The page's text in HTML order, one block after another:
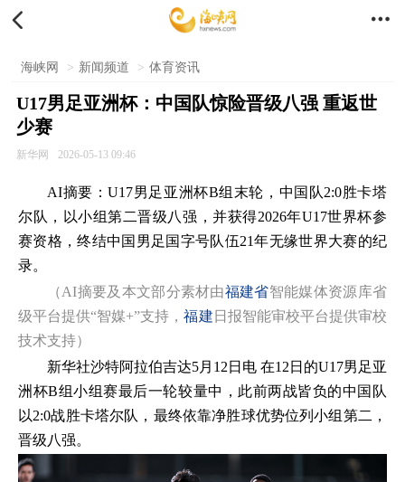
 
海峡网 > 新闻频道 > 体育资讯
U17男足亚洲杯：中国队惊险晋级八强 重返世
少赛
新华网 2026-05-13 09:46
AI摘要：U17男足亚洲杯B组末轮，中国队2:0胜卡塔
尔队，以小组第二晋级八强，并获得2026年U17世界杯参
赛资格，终结中国男足国字号队伍21年无缘世界大赛的纪
录。
（AI摘要及本文部分素材由福建省智能媒体资源库省
级平台提供“智媒+”支持，福建 日报智能审校平台提供审校
技术支持）
新华社沙特阿拉伯吉达5月12日电 在12日的U17男足亚
洲杯B组小组赛最后一轮较量中，此前两战皆负的中国队
以2:0战胜卡塔尔队，最终依靠净胜球优势位列小组第二，
晋级八强。